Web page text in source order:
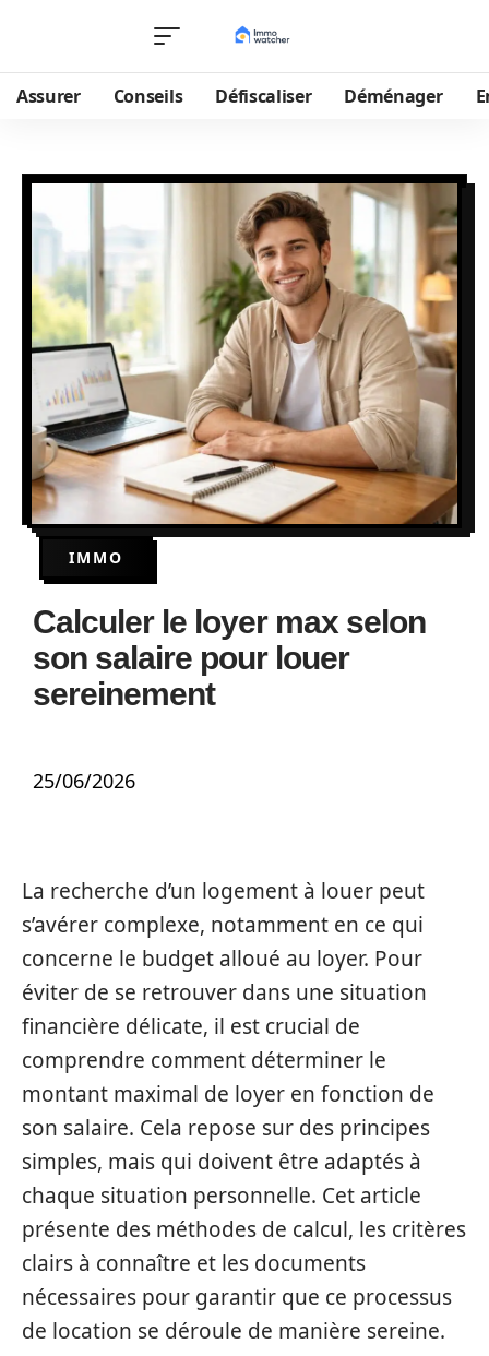
Assurer Conseils Défiscaliser Déménager
IMMO
Calculer le loyer max selon
son salaire pour louer
sereinement
25/06/2026
La recherche d’un logement à louer peut
s’avérer complexe, notamment en ce qui
concerne le budget alloué au loyer. Pour
éviter de se retrouver dans une situation
financière délicate, il est crucial de
comprendre comment déterminer le
montant maximal de loyer en fonction de
son salaire. Cela repose sur des principes
simples, mais qui doivent être adaptés à
chaque situation personnelle. Cet article
présente des méthodes de calcul, les critères
clairs à connaître et les documents
nécessaires pour garantir que ce processus
de location se déroule de manière sereine.